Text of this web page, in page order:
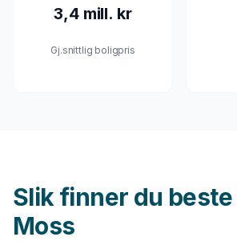
3,4 mill. kr
Gj.snittlig boligpris
Slik finner du beste
Moss